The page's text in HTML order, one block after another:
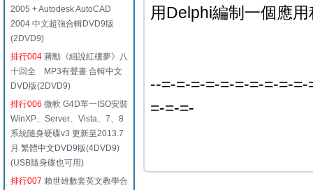
2005 + Autodesk AutoCAD
2004 中文超強合輯DVD9版
(2DVD9)
排行004 蔣勳《細說紅樓夢》八
十回全 MP3有聲書 合輯中文
DVD版(2DVD9)
排行006 微軟 G4D單一ISO安裝
WinXP、Server、Vista、7、8
系統隨身硬碟v3 更新至2013.7
月 繁體中文DVD9版(4DVD9)
(USB隨身碟也可用)
排行007 賴世雄數套英文教學合
用Delphi編制一個應用
--=-=-=-=-=-=-=-=-=-
=-=-=-